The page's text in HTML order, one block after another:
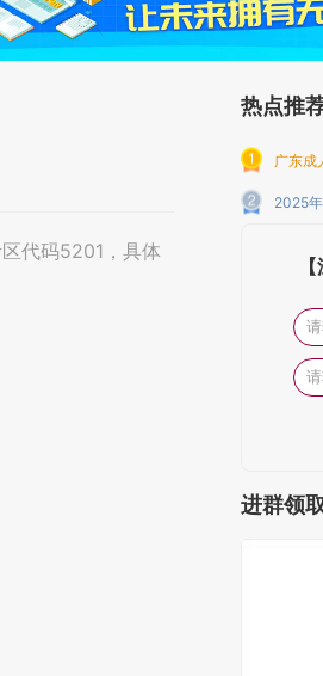
代码5201，具体
热点推
广东成
2025
进群领